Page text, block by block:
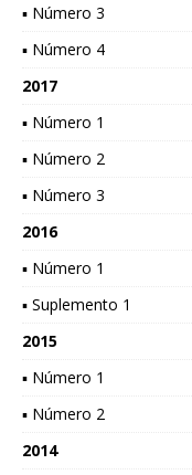
▪ Número 3
▪ Número 4
2017
▪ Número 1
▪ Número 2
▪ Número 3
2016
▪ Número 1
▪ Suplemento 1
2015
▪ Número 1
▪ Número 2
2014